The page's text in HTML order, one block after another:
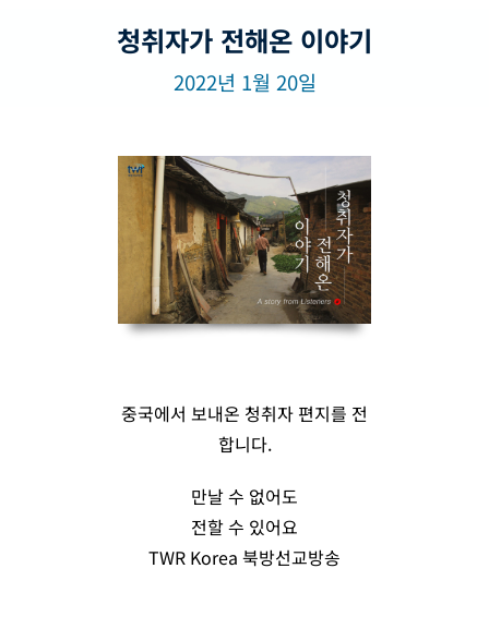
청취자가 전해온 이야기
2022년 1월 20일
중국에서 보내온 청취자 편지를 전
합니다.
만날 수 없어도
전할 수 있어요
TWR Korea 북방선교방송